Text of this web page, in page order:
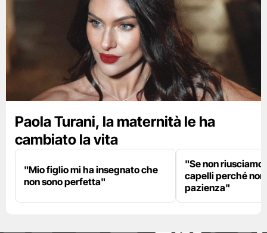
Paola Turani, la maternità le ha
cambiato la vita
"Mio figlio mi ha insegnato che
non sono perfetta"
"Se non riusciamo
capelli perché
pazienza"